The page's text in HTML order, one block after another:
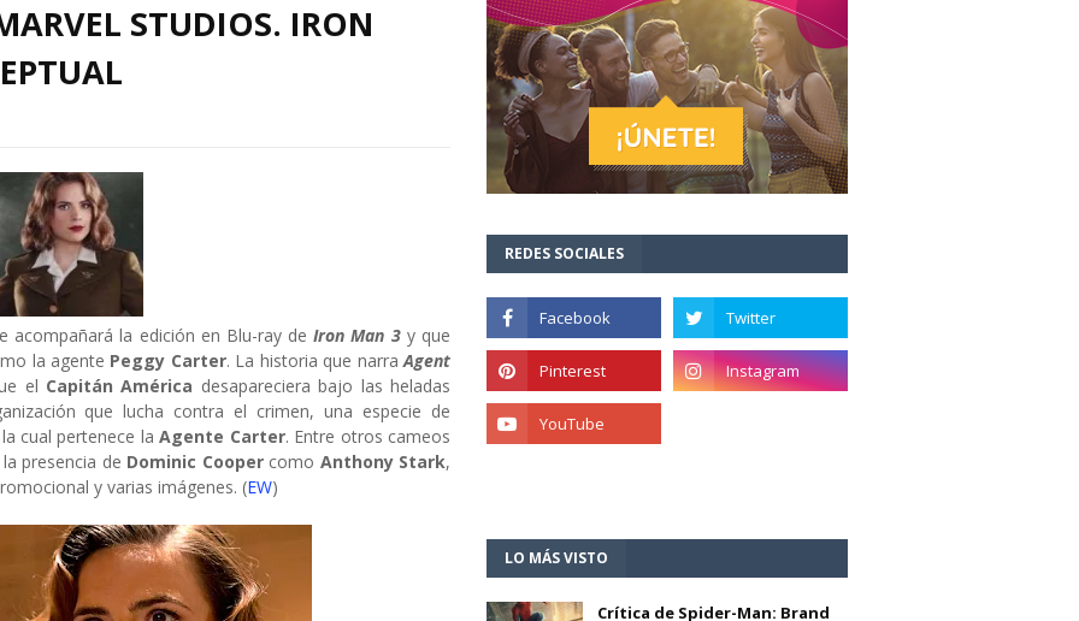
STUDIOS. IRON
acompañará la edición en Blu-ray deIron Man 3y que
la agente Peggy Carter. La historia que narraAgent
el Capitán América desapareciera bajo las heladas
que lucha contra el crimen, una especie de
cual pertenece laAgente Carter. Entre otros cameos
presencia de Dominic Coopercomo Anthony Stark,
y varias imágenes. (EW)
REDES SOCIALES
LO MÁS VISTO
Crítica de Spider-Man: Brand